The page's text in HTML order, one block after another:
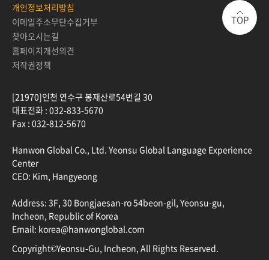
개인정보처리방침
이메일주소무단수집거부
찾아오시는길
홈페이지개선의견
저작권정책
[21970]인천 연수구 봉재산로54번길 30
대표전화 : 032-833-5670
Fax : 032-812-5670
Hanwon Global Co., Ltd. Yeonsu Global Language Experience
Center
CEO: Kim, Hangyeong
Address: 3F, 30 Bongjaesan-ro 54beon-gil, Yeonsu-gu,
Incheon, Republic of Korea
Email: korea@hanwonglobal.com
Copyright©Yeonsu-Gu, Incheon, All Rights Reserved.
TOP